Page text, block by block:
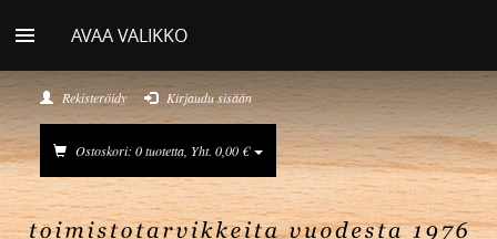
AVAA VALIKKO
Rekisteröidy Kirjaudu sisään
Ostoskori: 0 tuotetta, Yht. 0,00 €